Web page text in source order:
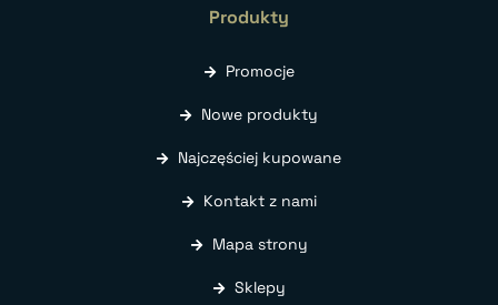
Produkty
Promocje
Nowe produkty
Najczęściej kupowane
Kontakt z nami
Mapa strony
Sklepy